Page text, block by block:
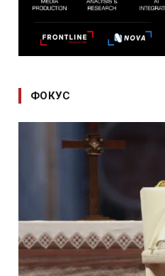
ФОКУС